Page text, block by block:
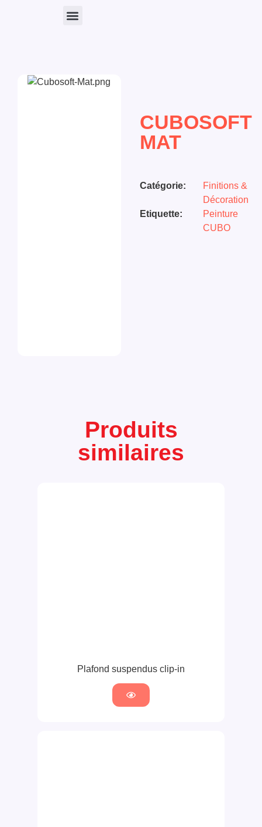
CUBOSOFT
MAT
Catégorie:
Finitions &
Décoration
Etiquette:
Peinture
CUBO
Produits
similaires
Plafond suspendus clip-in